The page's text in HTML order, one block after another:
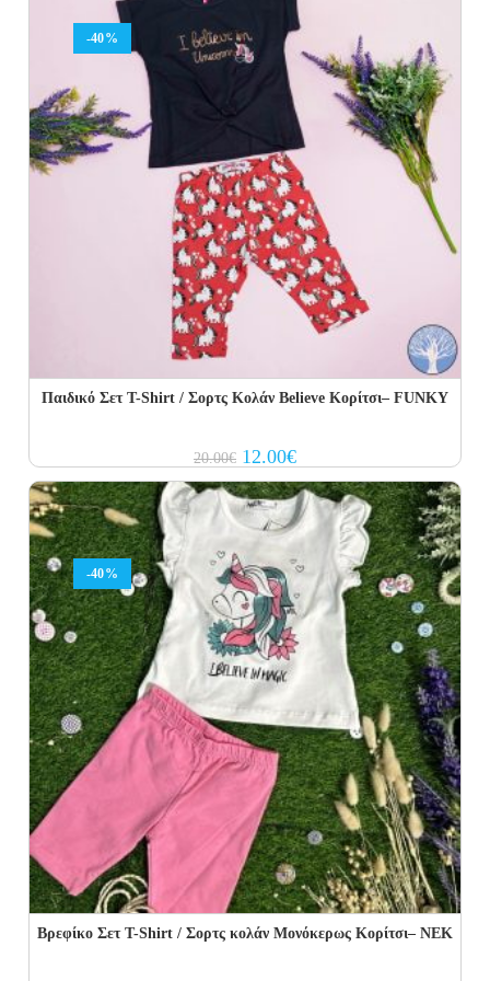
-40%
Παιδικό Σετ Τ-Shirt / Σορτς Κολάν Believe Κορίτσι– FUNKY
20.00€ Original
price
was:
20.00€.
12.00€Current
price
is:
12.00€.
-40%
Βρεφίκο Σετ T-Shirt / Σορτς κολάν Μονόκερως Κορίτσι– NEK